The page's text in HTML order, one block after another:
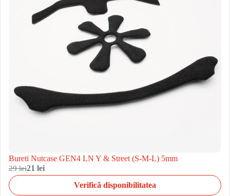
Bureti Nutcase GEN4 LN Y & Street (S-M-L) 5mm
29 lei21 lei
Verifică disponibilitatea